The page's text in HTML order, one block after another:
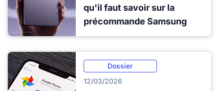
qu'il faut savoir sur la
précommande Samsung
Dossier
12/03/2026